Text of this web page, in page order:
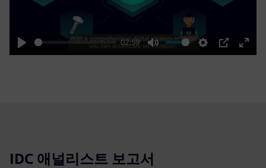
Play
02:59
Mute Settings
PIP
Enter
IDC 애널리스트 보고서